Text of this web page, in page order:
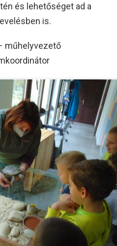
és lehetőséget ad a
is.
műhelyvezető